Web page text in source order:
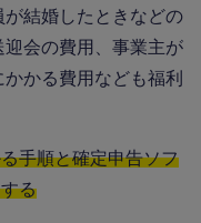
結婚したときなどの
会の費用、事業主が
かる費用なども福利
手順と確定申告ソフ
る